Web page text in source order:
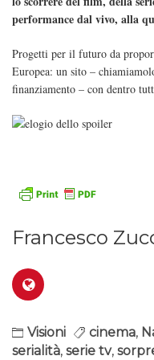
performance dal vivo, alla
Progetti per il futuro da
Europea: un sito –
finanziamento – con dentro
Francesco
Visioni cinema,
serialità, serie tv,